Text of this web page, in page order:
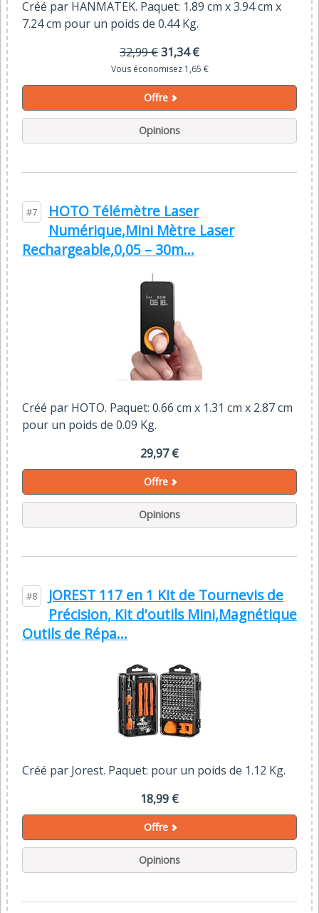
Créé par HANMATEK. Paquet: 1.89 cm x 3.94 cm x
7.24 cm pour un poids de 0.44 Kg.
32,99 €31,34 €
Vous économisez 1,65 €
Offre
Opinions
#7
HOTO Télémètre Laser
Numérique,Mini Mètre Laser
Rechargeable,0,05 – 30m...
Créé par HOTO. Paquet: 0.66 cm x 1.31 cm x 2.87 cm
pour un poids de 0.09 Kg.
29,97 €
Offre
Opinions
#8
JOREST 117 en 1 Kit de Tournevis de
Précision, Kit d'outils Mini,Magnétique
Outils de Répa...
Créé par Jorest. Paquet: pour un poids de 1.12 Kg.
18,99 €
Offre
Opinions